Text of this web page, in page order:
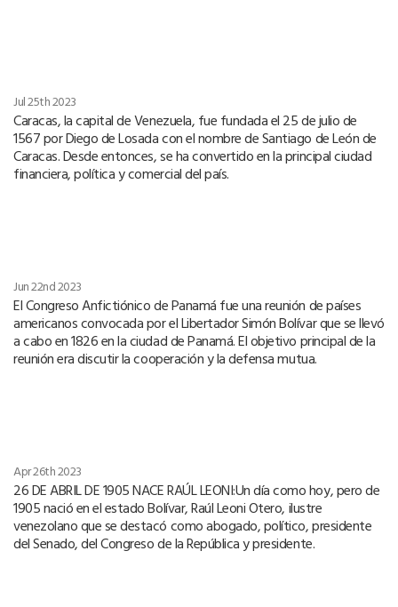
Jul 25th 2023
Caracas, la capital de Venezuela, fue fundada el 25 de julio de
1567 por Diego de Losada con el nombre de Santiago de León de
Caracas. Desde entonces, se ha convertido en la principal ciudad
financiera, política y comercial del país.
Jun 22nd 2023
El Congreso Anfictiónico de Panamá fue una reunión de países
americanos convocada por el Libertador Simón Bolívar que se llevó
a cabo en 1826 en la ciudad de Panamá. El objetivo principal de la
reunión era discutir la cooperación y la defensa mutua.
Apr 26th 2023
26 DE ABRIL DE 1905 NACE RAÚL LEONI:Un día como hoy, pero de
1905 nació en el estado Bolívar, Raúl Leoni Otero, ilustre
venezolano que se destacó como abogado, político, presidente
del Senado, del Congreso de la República y presidente.